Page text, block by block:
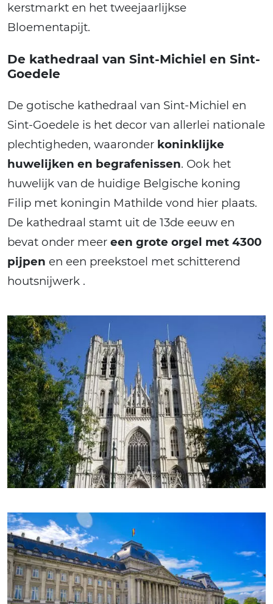
kerstmarkt en het tweejaarlijkse
Bloementapijt.
De kathedraal van Sint-Michiel en Sint-
Goedele
De gotische kathedraal van Sint-Michiel en
Sint-Goedele is het decor van allerlei nationale
plechtigheden, waaronder koninklijke
huwelijken en begrafenissen. Ook het
huwelijk van de huidige Belgische koning
Filip met koningin Mathilde vond hier plaats.
De kathedraal stamt uit de 13de eeuw en
bevat onder meer een grote orgel met 4300
pijpen en een preekstoel met schitterend
houtsnijwerk .